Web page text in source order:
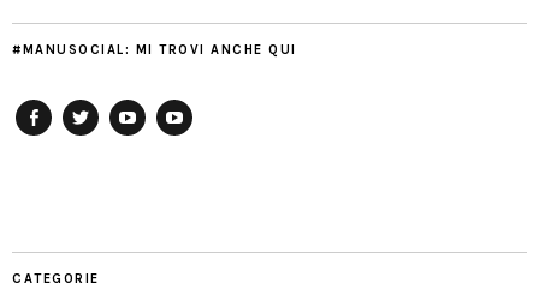
#MANUSOCIAL: MI TROVI ANCHE QUI
CATEGORIE